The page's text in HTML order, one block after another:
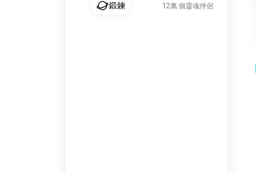
鍛鍊 12萬 個靈魂伴侶